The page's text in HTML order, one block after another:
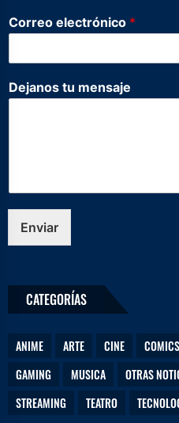
Correo electrónico *
e
l
n
i
t
Dejanos tu mensaje
Enviar
CATEGORÍAS
ANIME ARTE CINE
GAMING
MUSICA OTRAS
STREAMING
TEATRO